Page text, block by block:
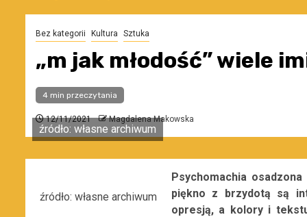
Bez kategorii Kultura Sztuka
„m jak młodość” wiele
4 min przeczytania
12/11/2021 Magdalena Makowska
źródło: własne archiwum
źródło: własne archiwum
Psychomachia
piękno z brzydotą są
opresją, a kolory i